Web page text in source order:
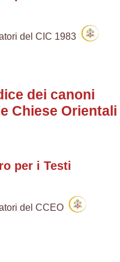
del CIC 1983
dei canoni
Chiese Orientali
per i Testi
del CCEO